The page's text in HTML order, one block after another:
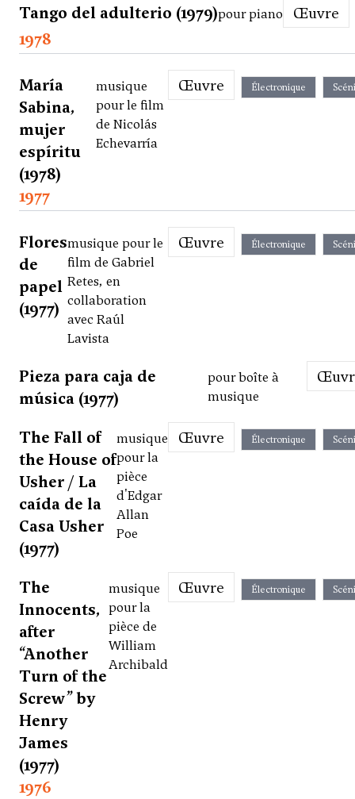
Tango del adulterio (1979)pour piano
Œuvre
1978
María
Sabina,
mujer
espíritu
(1978)
musique
pour le film
de Nicolás
Echevarría
Œuvre Électronique
1977
Flores
de
papel
(1977)
musique pour le
film de Gabriel
Retes, en
collaboration
avec Raúl
Lavista
Œuvre Électronique
Pieza para caja de
música (1977)
pour boîte à
musique
The Fall of
the House of
Usher / La
caída de la
Casa Usher
(1977)
musique
pour la
pièce
d'Edgar
Allan
Poe
Œuvre Électronique
The
Innocents,
after
“Another
Turn of the
Screw” by
Henry
James
(1977)
musique
pour la
pièce de
William
Archibald
Œuvre Électronique
1976